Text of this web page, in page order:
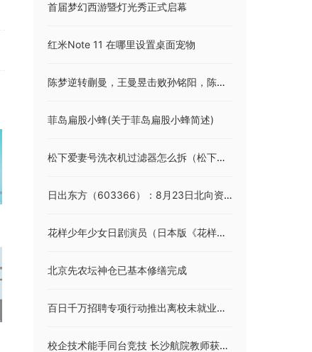
首届梦幻西游暨灯光秀正式启幕
红米Note 11 在哪里设置桌面宠物
陈梦逆转蒯曼，王曼昱击败孙铭阳，陈幸同击败范思琦
菲岛扁股小蜂(关于菲岛扁股小蜂简述)
松下爱妻号洗衣机过滤器怎么拆（松下爱妻号洗衣机）
日出东方（603366）：8月23日北向资金减持108.85万股
花样少年少女日剧演员（日本版《花样少年少女》各位演员的名字）
北京先农坛神仓已基本修缮完成
百日千万招聘专项行动推出离校未就业毕业生等专场招聘
校企技术能手同台竞技 长沙航院教师获全国机械行业技能竞赛一等奖